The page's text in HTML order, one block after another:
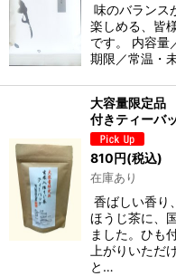
味のバランス
楽しめる、皆
です。 内容
期限／常温・
大容量限定品
付きティーバ
810円(税込)
在庫あり
香ばしい香り
ほうじ茶に、
ました。ひも
上がりいただ
と…